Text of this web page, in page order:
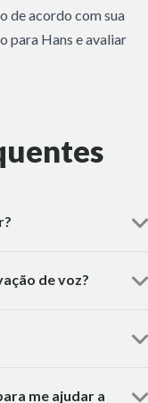
de acordo com sua
para Hans e avaliar
de voz?
me ajudar a